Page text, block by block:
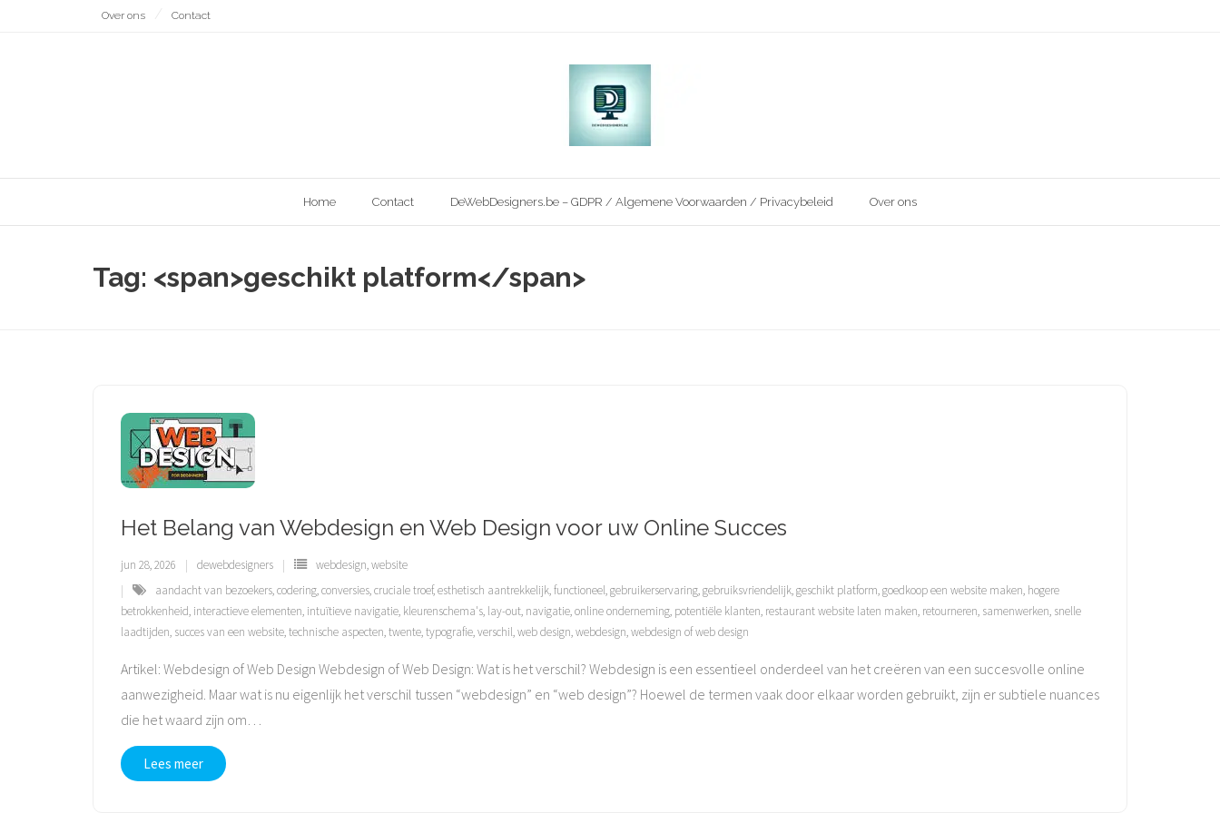
Over ons Contact
Home Contact DeWebDesigners.be – GDPR / Algemene Voorwaarden / Privacybeleid Over ons
Tag: <span>geschikt platform</span>
Het Belang van Webdesign en Web Design voor uw Online Succes
jun 28, 2026 dewebdesigners webdesign,website
aandacht van bezoekers,codering,conversies,cruciale troef,esthetisch aantrekkelijk,functioneel,gebruikerservaring,gebruiksvriendelijk,geschikt platform,goedkoop een website maken, hogere
betrokkenheid, interactieve elementen, intuïtieve navigatie, kleurenschema's, lay-out, navigatie,online onderneming, potentiële klanten, restaurant website laten maken, retourneren, samenwerken, snelle
laadtijden, succes van een website,technische aspecten,twente,typografie,verschil,web design,webdesign,webdesign of web design
Artikel: Webdesign of Web Design Webdesign of Web Design: Wat is het verschil? Webdesign is een essentieel onderdeel van het creëren van een succesvolle online
aanwezigheid. Maar wat is nu eigenlijk het verschil tussen “webdesign” en “web design”? Hoewel de termen vaak door elkaar worden gebruikt, zijn er subtiele nuances
die het waard zijn om…
Lees meer